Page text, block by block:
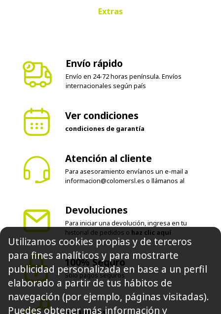
Extras
Envío rápido
Envío en 24-72 horas península. Envíos
internacionales según país
Ver condiciones
condiciones de garantía
Atención al cliente
Para asesoramiento envíanos un e-mail a
informacion@colomersl.es o llámanos al
Devoluciones
Para iniciar una devolución, ingresa en tu
historial de pedidos o haz clic aquí
100% Seguro
Solo pagos seguros
Utilizamos cookies propias y de terceros
para fines analíticos y para mostrarte
publicidad personalizada en base a un perfil
elaborado a partir de tus hábitos de
navegación (por ejemplo, páginas visitadas).
Puedes obtener más información y